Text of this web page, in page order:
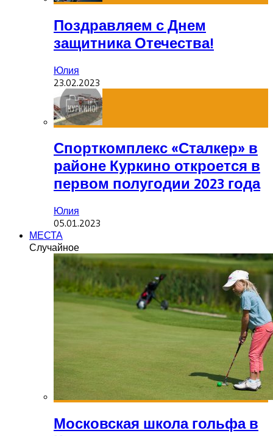
Поздравляем с Днем
защитника Отечества!
Юлия
23.02.2023
Спорткомплекс «Сталкер» в
районе Куркино откроется в
первом полугодии 2023 года
Юлия
05.01.2023
МЕСТА
Случайное
Московская школа гольфа в